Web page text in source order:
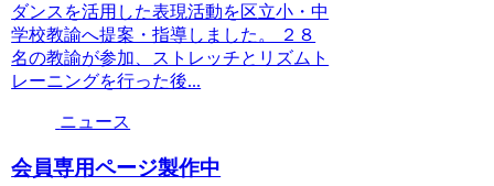
ダンスを活用した表現活動を区立小・中
学校教諭へ提案・指導しました。 ２８
名の教諭が参加、ストレッチとリズムト
レーニングを行った後...
ニュース
会員専用ページ製作中